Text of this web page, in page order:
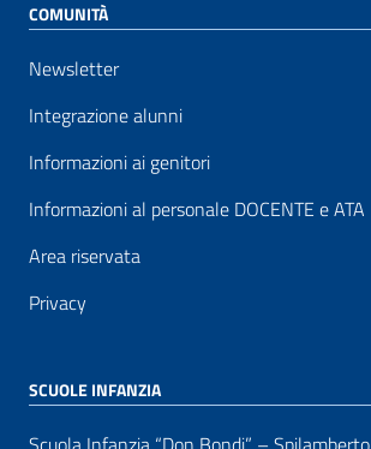
COMUNITÀ
Newsletter
Integrazione alunni
Informazioni ai genitori
Informazioni al personale DOCENTE e ATA
Area riservata
Privacy
SCUOLE INFANZIA